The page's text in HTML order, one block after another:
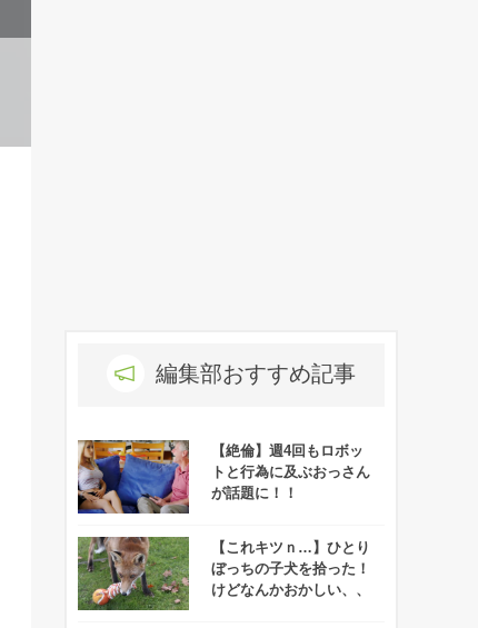
編集部おすすめ記事
【絶倫】週4回もロボッ
トと行為に及ぶおっさん
が話題に！！
【これキツｎ…】ひとり
ぼっちの子犬を拾った！
けどなんかおかしい、、